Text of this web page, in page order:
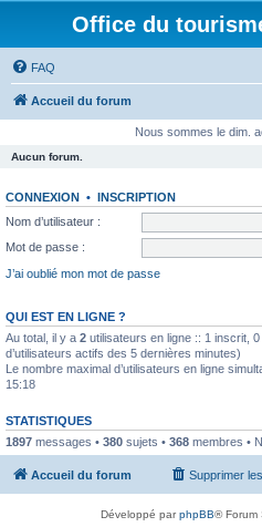
Office du
FAQ
Accueil du forum
Nous sommes le dim.
Aucun forum.
CONNEXION • INSCRIPTION
Nom d’utilisateur :
Mot de passe :
J’ai oublié mon mot de passe
QUI EST EN LIGNE ?
Au total, il y a 2 utilisateurs en ligne :: 1 inscrit,
d’utilisateurs actifs des 5 dernières minutes)
Le nombre maximal d’utilisateurs en ligne
15:18
STATISTIQUES
1897 messages • 380 sujets • 368 membres •
Accueil du forum Supprimer
Développé parphpBB® Forum